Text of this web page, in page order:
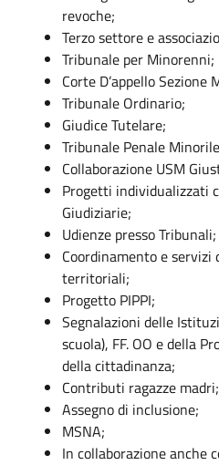
revoche;
Terzo settore e
Tribunale per Minorenni;
Corte D’appello Sezione
Tribunale Ordinario;
Giudice Tutelare;
Tribunale Penale
Collaborazione USM
Progetti individualizzati
Giudiziarie;
Udienze presso Tribunali;
Coordinamento e
territoriali;
Progetto PIPPI;
Segnalazioni delle
scuola), FF. OO e della
della cittadinanza;
Contributi ragazze madri;
Assegno di inclusione;
MSNA;
In collaborazione anche